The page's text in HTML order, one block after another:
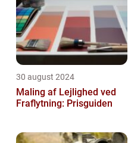
30 august 2024
Maling af Lejlighed ved
Fraflytning: Prisguiden